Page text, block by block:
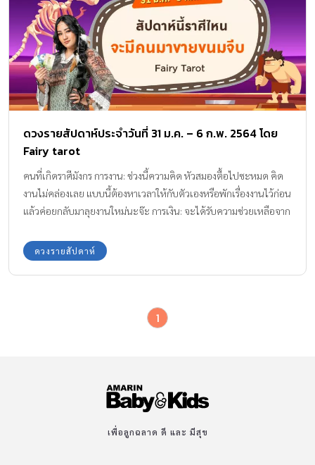
ดวงรายสัปดาห์ประจำวันที่ 31 ม.ค. – 6 ก.พ. 2564 โดย
Fairy tarot
คนที่เกิดราศีมังกร การงาน: ช่วงนี้ความคิด หัวสมองตื้อไปซะหมด คิด
งานไม่คล่องเลย แบบนี้ต้องหาเวลาให้กับตัวเองหรือพักเรื่องงานไว้ก่อน
แล้วค่อยกลับมาลุยงานใหม่นะจ๊ะ การเงิน: จะได้รับความช่วยเหลือจาก
ทั้งคนรักให้โชคลาภกับเราด้วยนะ คนโสด: ในช่วงนี้ยังไม่เปิดใจให้กับ
ใคร ยังไม่พร้อมที่จะมีใคร ขออยู่เป็นโสดแบบนี้ต่อไป คนมีคู่: ความรัก
ราศีกุมภ์ การงาน: มีการวางแผนทำโปรเจกต์ จะต้องเข้าประชุมหรือต้อง
ขั้นสานสัมพันธ์กันในระยะยาวเลยนะจ๊ะ คนมีคู่: ในสัปดาห์นี้ได้อยู่ร่วม
กันมากขึ้น ได้ทำกิจกรรมร่วมกัน ทำให้เข้าใจซึ่งกันและกัน ความรัก
สัมภาษณ์งานอยู่ ในสัปดาห์นี้ก็ต้องรอไปก่อนนะ ส่วนด้านอื่น ๆ มี
ดวงรายสัปดาห์
1
เพื่อลูกฉลาด ดี และ มีสุข